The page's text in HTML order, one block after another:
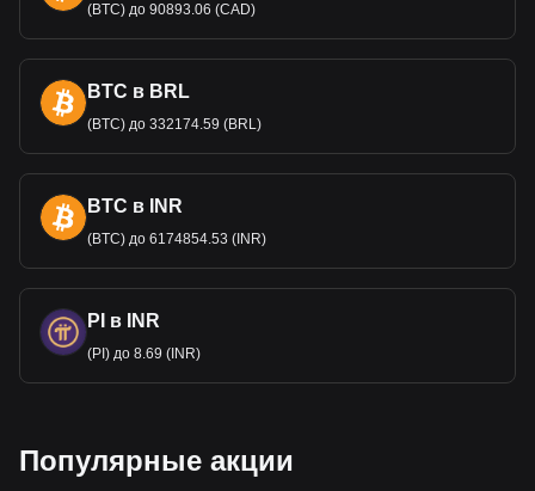
(BTC) до 90893.06 (CAD)
BTC в BRL
(BTC) до 332174.59 (BRL)
BTC в INR
(BTC) до 6174854.53 (INR)
PI в INR
(PI) до 8.69 (INR)
Популярные акции